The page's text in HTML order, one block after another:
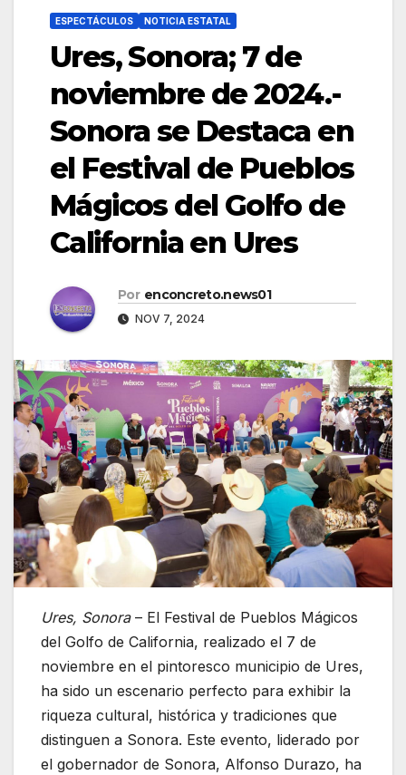
ESPECTÁCULOS NOTICIA ESTATAL
Ures, Sonora; 7 de
noviembre de 2024.-
Sonora se Destaca en
el Festival de Pueblos
Mágicos del Golfo de
California en Ures
Por enconcreto.news01
NOV 7, 2024
Ures, Sonora– El Festival de Pueblos Mágicos
del Golfo de California, realizado el 7 de
noviembre en el pintoresco municipio de Ures,
ha sido un escenario perfecto para exhibir la
riqueza cultural, histórica y tradiciones que
distinguen a Sonora. Este evento, liderado por
el gobernador de Sonora, Alfonso Durazo, ha